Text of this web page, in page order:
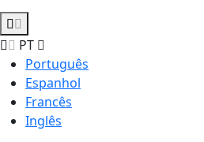
PT
Português
Espanhol
Francês
Inglês